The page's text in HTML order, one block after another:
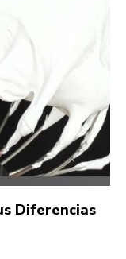
Diferencias